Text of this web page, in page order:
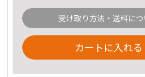
受け取り方法・送料に
カートに入れる